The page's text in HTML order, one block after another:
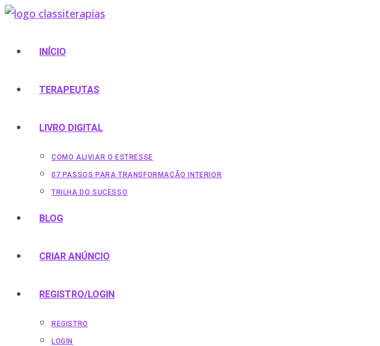
Ir
INÍCIO
TERAPEUTAS
LIVRO DIGITAL
COMO ALIVIAR O ESTRESSE
07 PASSOS PARA TRANSFORMAÇÃO INTERIOR
TRILHA DO SUCESSO
BLOG
CRIAR ANÚNCIO
REGISTRO/LOGIN
REGISTRO
LOGIN